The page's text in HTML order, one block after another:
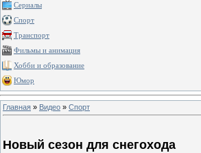
Сериалы
Спорт
Транспорт
Фильмы и анимация
Хобби и образование
Юмор
Главная » Видео » Спорт
Новый сезон для снегохода